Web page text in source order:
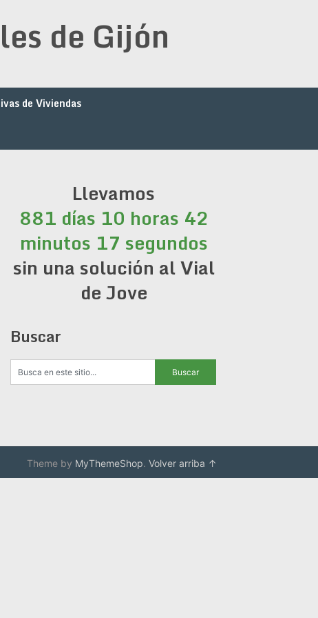
de Gijón
de Viviendas
Llevamos
881 días 10 horas 42
minutos 17 segundos
sin una solución al Vial
de Jove
Buscar
Theme by MyThemeShop. Volver arriba ↑